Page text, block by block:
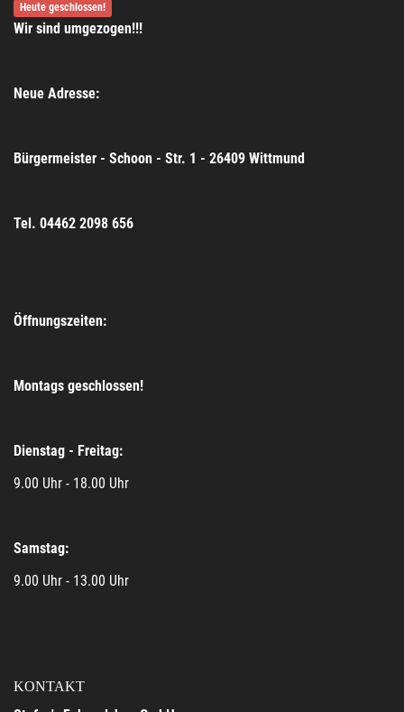
Heute geschlossen!
Wir sind umgezogen!!!
Neue Adresse:
Bürgermeister - Schoon - Str. 1 - 26409 Wittmund
Tel. 04462 2098 656
Öffnungszeiten:
Montags geschlossen!
Dienstag - Freitag:
9.00 Uhr - 18.00 Uhr
Samstag:
9.00 Uhr - 13.00 Uhr
KONTAKT